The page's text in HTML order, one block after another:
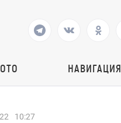
НАВИГАЦИЯ
10:27